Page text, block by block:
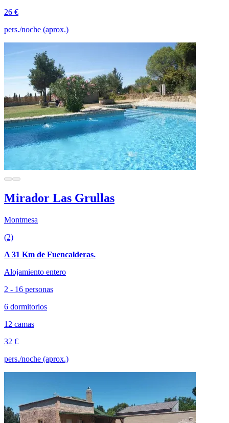
26 €
pers./noche (aprox.)
Mirador Las Grullas
Montmesa
(2)
A 31 Km de Fuencalderas.
Alojamiento entero
2 - 16 personas
6 dormitorios
12 camas
32 €
pers./noche (aprox.)